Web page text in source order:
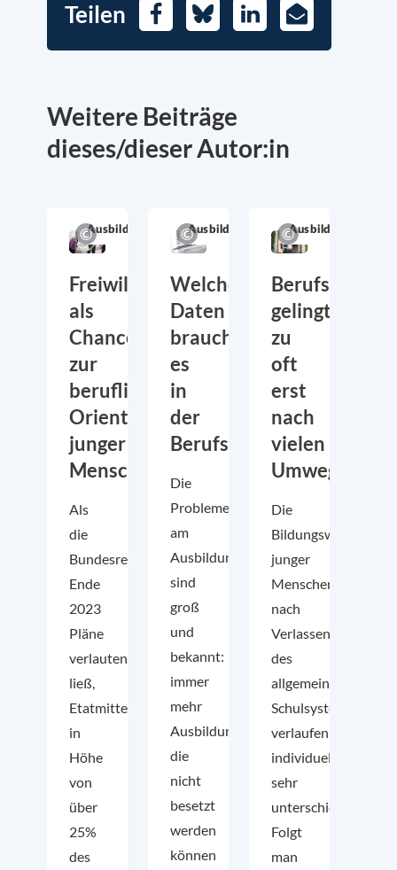
Teilen FacebookBlueskyLinkedIn
E-
Mail
Weitere Beiträge
dieses/dieser Autor:in
Ausbildung
Freiwilligendienste
als
Chance
zur
beruflichen
Orientierung
junger
Menschen
Als
die
Bundesregierung
Ende
2023
Pläne
verlauten
ließ,
Etatmittel
in
Höhe
von
über
25%
des
Ausbildung
Welche
Daten
braucht
es
in
der
Berufsbildungsstatistik?
Die
Probleme
am
Ausbildungsmarkt
sind
groß
und
bekannt:
immer
mehr
Ausbildungsstellen,
die
nicht
besetzt
werden
können
Ausbildung
gelingt
zu
oft
erst
nach
vielen
Umwegen
Die
Bildungswege
junger
Menschen
nach
Verlassen
des
allgemeinbildenden
Schulsystems
verlaufen
individuell
sehr
unterschiedlich.
Folgt
man